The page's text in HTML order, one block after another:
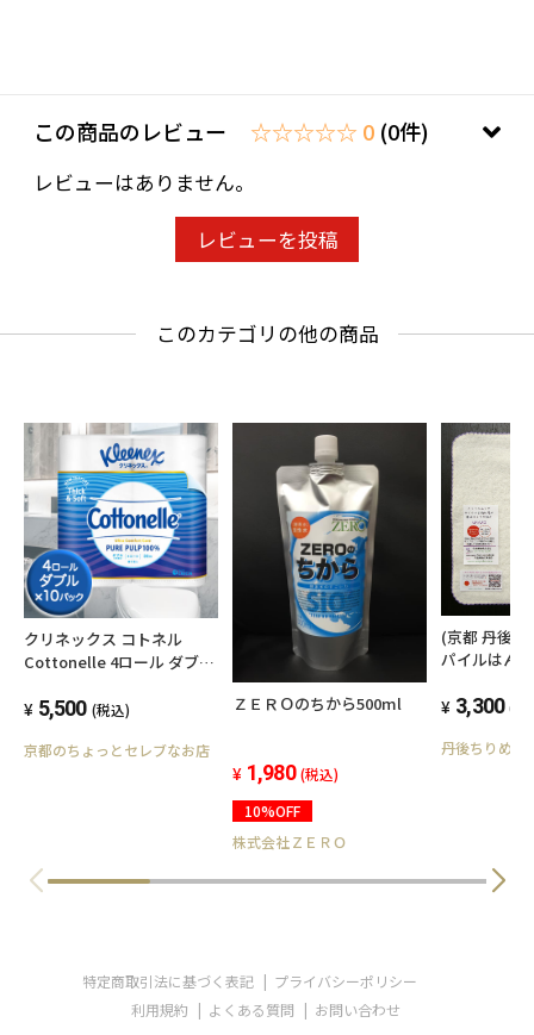
トリプル保湿で、これまでにない濃厚な潤いが
つづきます。
【ケース入数】20箱
【ケースサイズ(幅×高さ×奥行 mm)/重量】
【JANコード】4901121636085
この商品のレビュー ☆☆☆☆☆ 0 (0件)
レビューはありません。
レビューを投稿
このカテゴリの他の商品
クリネックス コトネル
Cottonelle 4ロール ダブル
5,500 (税込)
京都のちょっとセレブなお店
ＺＥＲＯのちから500ml
1,980 (税込)
10%OFF
株式会社ＺＥＲＯ
(京都 丹後
パイルはん
セット インフルエンザウイ
飛沫感染を
3,300 (税
丹後ちりめん
特定商取引法に基づく表記
プライバシーポリシー
利用規約
よくある質問 お問い合わせ